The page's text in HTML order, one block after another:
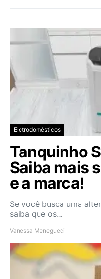
Eletrodomésticos
Tanquinho
Saiba mais
e a marca!
Se você busca uma
saiba que os…
Vanessa Menegueci